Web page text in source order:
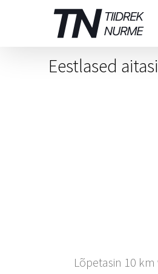
Eestlased
Lõpetasin 10